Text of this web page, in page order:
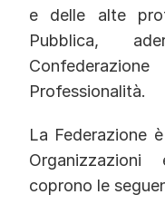
e delle alte
Pubblica,
Professionalità.
La Federazione
coprono le